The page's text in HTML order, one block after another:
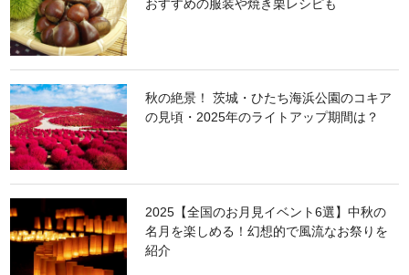
おすすめの服装や焼き栗レシピも
秋の絶景！ 茨城・ひたち海浜公園のコキア
の見頃・2025年のライトアップ期間は？
2025【全国のお月見イベント6選】中秋の
名月を楽しめる！幻想的で風流なお祭りを
紹介